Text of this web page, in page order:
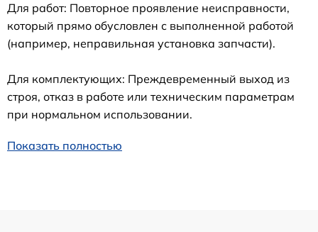
Для работ: Повторное проявление неисправности,
который прямо обусловлен с выполненной работой
(например, неправильная установка запчасти).
Для комплектующих: Преждевременный выход из
строя, отказ в работе или техническим параметрам
при нормальном использовании.
Показать полностью